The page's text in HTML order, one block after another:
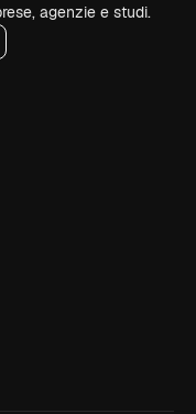
agenzie e studi.